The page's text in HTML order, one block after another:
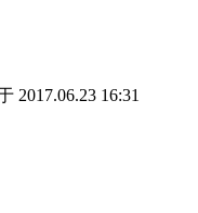
2017.06.23 16:31